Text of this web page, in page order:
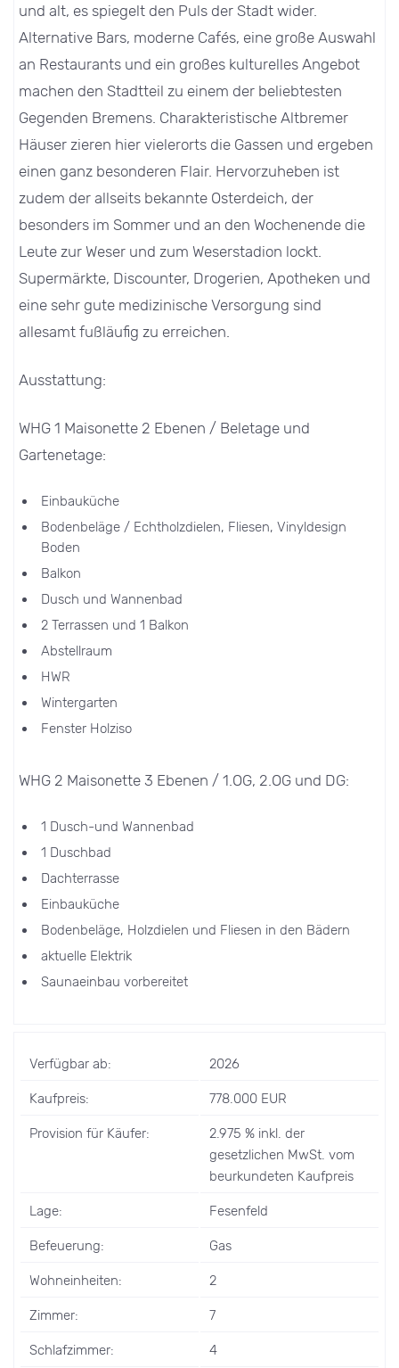
und alt, es spiegelt den Puls der Stadt wider.
Alternative Bars, moderne Cafés, eine große Auswahl
an Restaurants und ein großes kulturelles Angebot
machen den Stadtteil zu einem der beliebtesten
Gegenden Bremens. Charakteristische Altbremer
Häuser zieren hier vielerorts die Gassen und ergeben
einen ganz besonderen Flair. Hervorzuheben ist
zudem der allseits bekannte Osterdeich, der
besonders im Sommer und an den Wochenende die
Leute zur Weser und zum Weserstadion lockt.
Supermärkte, Discounter, Drogerien, Apotheken und
eine sehr gute medizinische Versorgung sind
allesamt fußläufig zu erreichen.
Ausstattung:
WHG 1 Maisonette 2 Ebenen / Beletage und
Gartenetage:
Einbauküche
Bodenbeläge / Echtholzdielen, Fliesen, Vinyldesign
Boden
Balkon
Dusch und Wannenbad
2 Terrassen und 1 Balkon
Abstellraum
HWR
Wintergarten
Fenster Holziso
WHG 2 Maisonette 3 Ebenen / 1.OG, 2.OG und DG:
1 Dusch-und Wannenbad
1 Duschbad
Dachterrasse
Einbauküche
Bodenbeläge, Holzdielen und Fliesen in den Bädern
aktuelle Elektrik
Saunaeinbau vorbereitet
Verfügbar ab: 2026
Kaufpreis: 778.000 EUR
Provision für Käufer:
2.975 % inkl. der
gesetzlichen MwSt. vom
beurkundeten Kaufpreis
Lage: Fesenfeld
Befeuerung: Gas
Wohneinheiten: 2
Zimmer: 7
Schlafzimmer: 4